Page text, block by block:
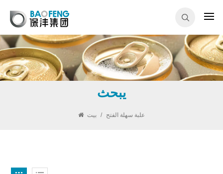
يبحث
/ علبة سهلة الفتح